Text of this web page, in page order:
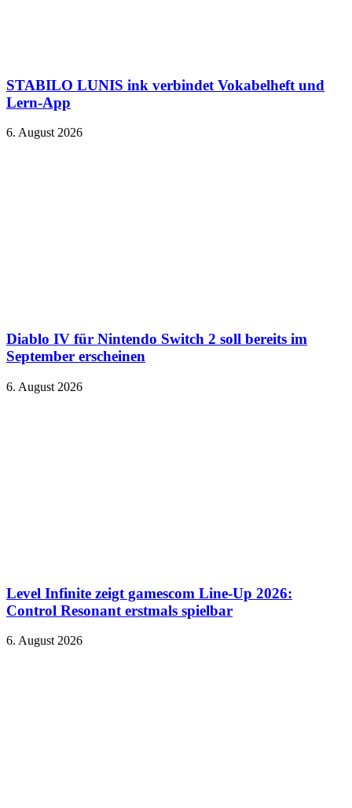
STABILO LUNIS ink verbindet Vokabelheft und
Lern-App
6. August 2026
Diablo IV für Nintendo Switch 2 soll bereits im
September erscheinen
6. August 2026
Level Infinite zeigt gamescom Line-Up 2026:
Control Resonant erstmals spielbar
6. August 2026